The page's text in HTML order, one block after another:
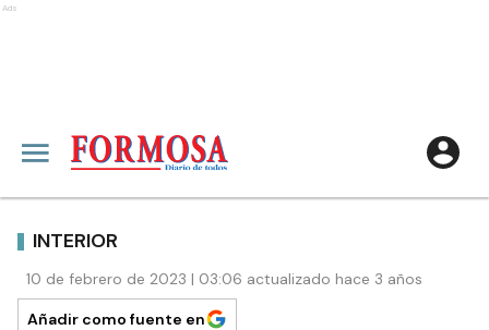
Ads
INTERIOR
10 de febrero de 2023 | 03:06 actualizado hace 3 años
Añadir como fuente en